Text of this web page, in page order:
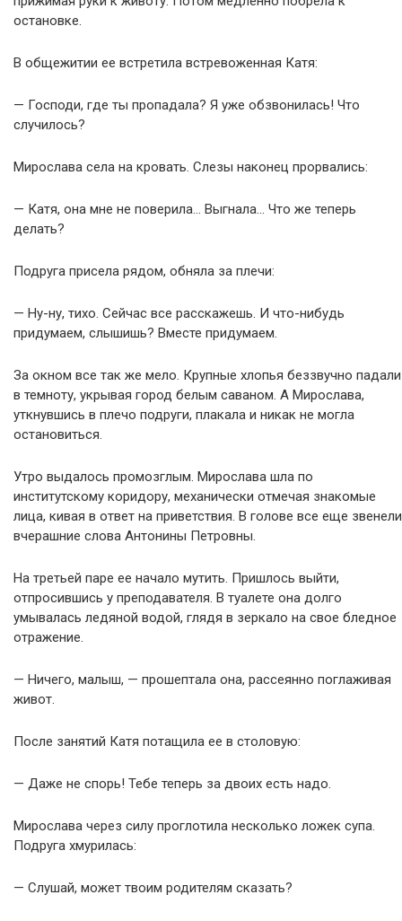
остановке.
В общежитии ее встретила встревоженная Катя:
— Господи, где ты пропадала? Я уже обзвонилась! Что
случилось?
Мирослава села на кровать. Слезы наконец прорвались:
— Катя, она мне не поверила… Выгнала… Что же теперь
делать?
Подруга присела рядом, обняла за плечи:
— Ну-ну, тихо. Сейчас все расскажешь. И что-нибудь
придумаем, слышишь? Вместе придумаем.
За окном все так же мело. Крупные хлопья беззвучно падали
в темноту, укрывая город белым саваном. А Мирослава,
уткнувшись в плечо подруги, плакала и никак не могла
остановиться.
Утро выдалось промозглым. Мирослава шла по
институтскому коридору, механически отмечая знакомые
лица, кивая в ответ на приветствия. В голове все еще звенели
вчерашние слова Антонины Петровны.
На третьей паре ее начало мутить. Пришлось выйти,
отпросившись у преподавателя. В туалете она долго
умывалась ледяной водой, глядя в зеркало на свое бледное
отражение.
— Ничего, малыш, — прошептала она, рассеянно поглаживая
живот.
После занятий Катя потащила ее в столовую:
— Даже не спорь! Тебе теперь за двоих есть надо.
Мирослава через силу проглотила несколько ложек супа.
Подруга хмурилась:
— Слушай, может твоим родителям сказать?